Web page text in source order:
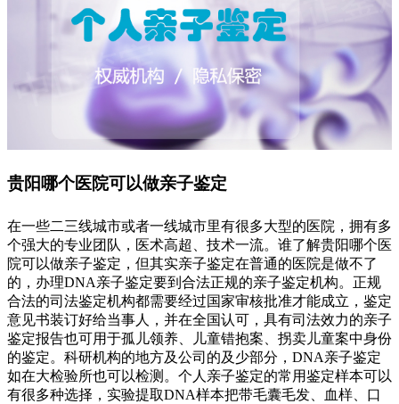
贵阳哪个医院可以做亲子鉴定
在一些二三线城市或者一线城市里有很多大型的医院，拥有多
个强大的专业团队，医术高超、技术一流。谁了解贵阳哪个医
院可以做亲子鉴定，但其实亲子鉴定在普通的医院是做不了
的，办理DNA亲子鉴定要到合法正规的亲子鉴定机构。正规
合法的司法鉴定机构都需要经过国家审核批准才能成立，鉴定
意见书装订好给当事人，并在全国认可，具有司法效力的亲子
鉴定报告也可用于孤儿领养、儿童错抱案、拐卖儿童案中身份
的鉴定。科研机构的地方及公司的及少部分，DNA亲子鉴定
如在大检验所也可以检测。个人亲子鉴定的常用鉴定样本可以
有很多种选择，实验提取DNA样本把带毛囊毛发、血样、口